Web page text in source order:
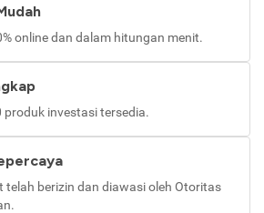
online dan dalam hitungan menit.
produk investasi tersedia.
telah berizin dan diawasi oleh Otoritas